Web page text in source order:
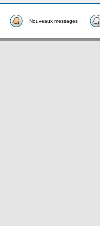
Nouveaux messages